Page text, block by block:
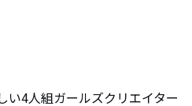
い4人組ガールズクリエイター